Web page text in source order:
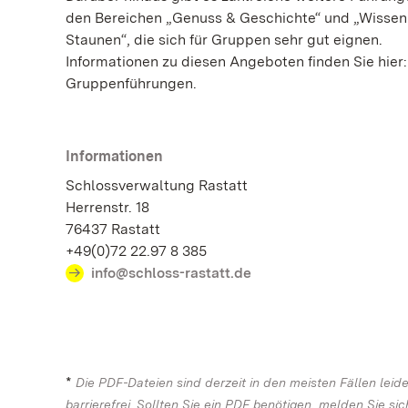
den Bereichen „Genuss & Geschichte“ und
Staunen“, die sich für Gruppen sehr gut eignen.
Informationen zu diesen Angeboten finden Sie hier:
Gruppenführungen.
Informationen
Schlossverwaltung Rastatt
Herrenstr. 18
76437 Rastatt
+49(0)72 22.97 8 385
info@schloss-rastatt.de
* Die PDF-Dateien sind derzeit in den meisten Fällen
barrierefrei. Sollten Sie ein PDF benötigen, melden Sie